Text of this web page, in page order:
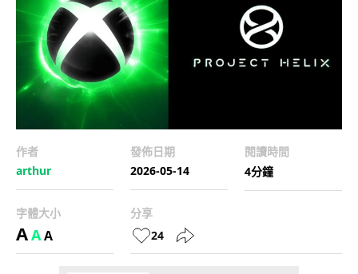
作者
arthur
發佈日期
2026-05-14
閱讀時間
4分鐘
字體大小
AAA
分享
24